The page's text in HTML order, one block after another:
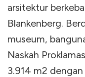
arsitektur
Blankenberg.
museum,
Naskah
3.914 m2